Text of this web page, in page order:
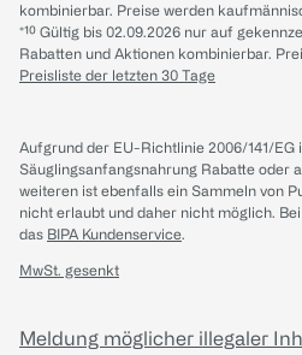
kombinierbar. Preise werden
*¹⁰ Gültig bis 02.09.2026 nur auf
Rabatten und Aktionen kombinierbar.
Preisliste der letzten 30 Tage
Aufgrund der EU-Richtlinie 2006/141/EG
Säuglingsanfangsnahrung Rabatte oder
weiteren ist ebenfalls ein Sammeln von
nicht erlaubt und daher nicht möglich.
das BIPA Kundenservice.
MwSt. gesenkt
Meldung möglicher illegaler